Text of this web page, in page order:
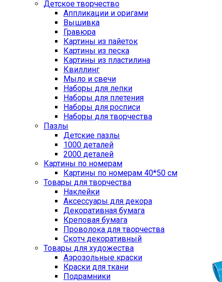
Детское творчество
Аппликации и оригами
Вышивка
Гравюра
Картины из пайеток
Картины из песка
Картины из пластилина
Квиллинг
Мыло и свечи
Наборы для лепки
Наборы для плетения
Наборы для росписи
Наборы для творчества
Пазлы
Детские пазлы
1000 деталей
2000 деталей
Картины по номерам
Картины по номерам 40*50 см
Товары для творчества
Наклейки
Аксессуары для декора
Декоративная бумага
Креповая бумага
Проволока для творчества
Скотч декоративный
Товары для художества
Аэрозольные краски
Краски для ткани
Подрамники